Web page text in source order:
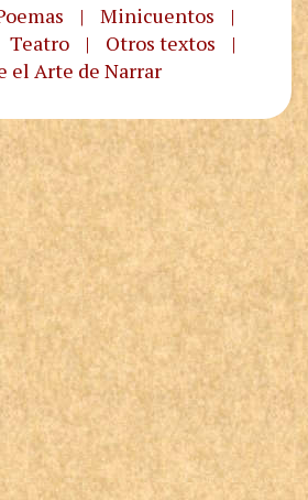
| Minicuentos
|
Teatro | Otros textos
|
el Arte de Narrar